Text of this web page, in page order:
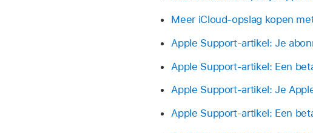
Meer iCloud-opslag kopen
Apple Support-artikel: Je
Apple Support-artikel: Een
Apple Support-artikel: Je
Apple Support-artikel: Een